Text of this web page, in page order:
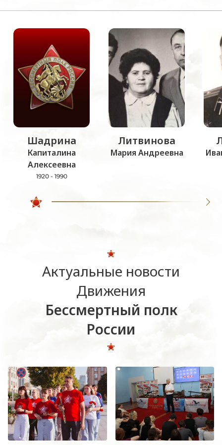
Шадрина
Капиталина
Алексеевна
1920 - 1990
Литвинова
Мария Андреевна
Актуальные новости
Движения
Бессмертный полк
России